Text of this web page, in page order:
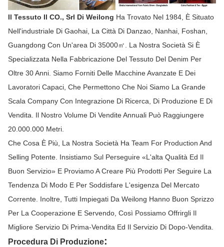
Il Tessuto Il CO., Srl Di Weilong Ha Trovato Nel 1984, È Situato
Nell'industriale Di Gaohai, La Città Di Danzao, Nanhai, Foshan,
Guangdong Con Un'area Di 35000㎡. La Nostra Società Si È
Specializzata Nella Fabbricazione Del Tessuto Del Denim Per
Oltre 30 Anni. Siamo Forniti Delle Macchine Avanzate E Dei
Lavoratori Capaci, Che Permettono Che Noi Siamo La Grande
Scala Company Con Integrazione Di Ricerca, Di Produzione E Di
Vendita. Il Nostro Volume Di Vendite Annuali Può Raggiungere
20.000.000 Metri.
Che Cosa È Più, La Nostra Società Ha Team For Production And
Selling Potente. Insistiamo Sul Perseguire «l'alta Qualità Ed Il
Buon Servizio» E Proviamo A Creare Più Prodotti Per Seguire La
Tendenza Di Modo E Per Soddisfare L'esigenza Del Mercato
Corrente. Inoltre, Tutti Impiegati Da Weilong Hanno Buon Sprizzo
Per La Cooperazione E Servendo, Così Possiamo Offrirgli Il
Migliore Servizio Di Prima-Vendita Ed Il Servizio Di Dopo-Vendita.
Procedura Di Produzione: